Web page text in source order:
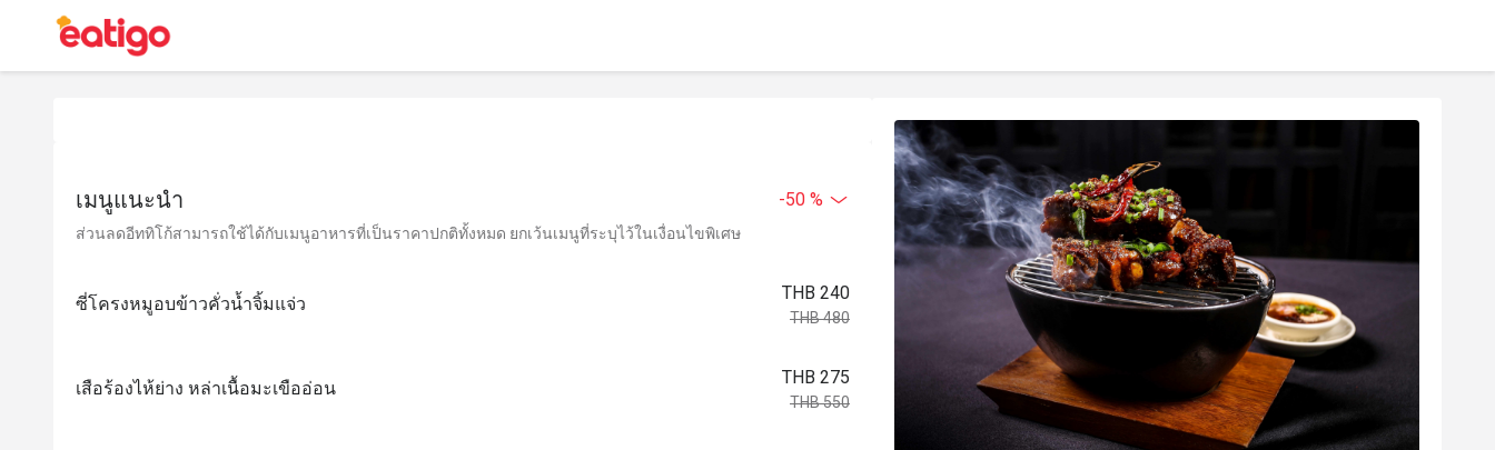
เมนูแนะนำ -50 %
ส่วนลดอีททิโก้สามารถใช้ได้กับเมนูอาหารที่เป็นราคาปกติทั้งหมด ยกเว้นเมนูที่ระบุไว้ในเงื่อนไขพิเศษ
ซี่โครงหมูอบข้าวคั่วน้ำจิ้มแจ่ว
THB 240
THB 480
เสือร้องไห้ย่าง หล่าเนื้อมะเขืออ่อน
THB 275
THB 550